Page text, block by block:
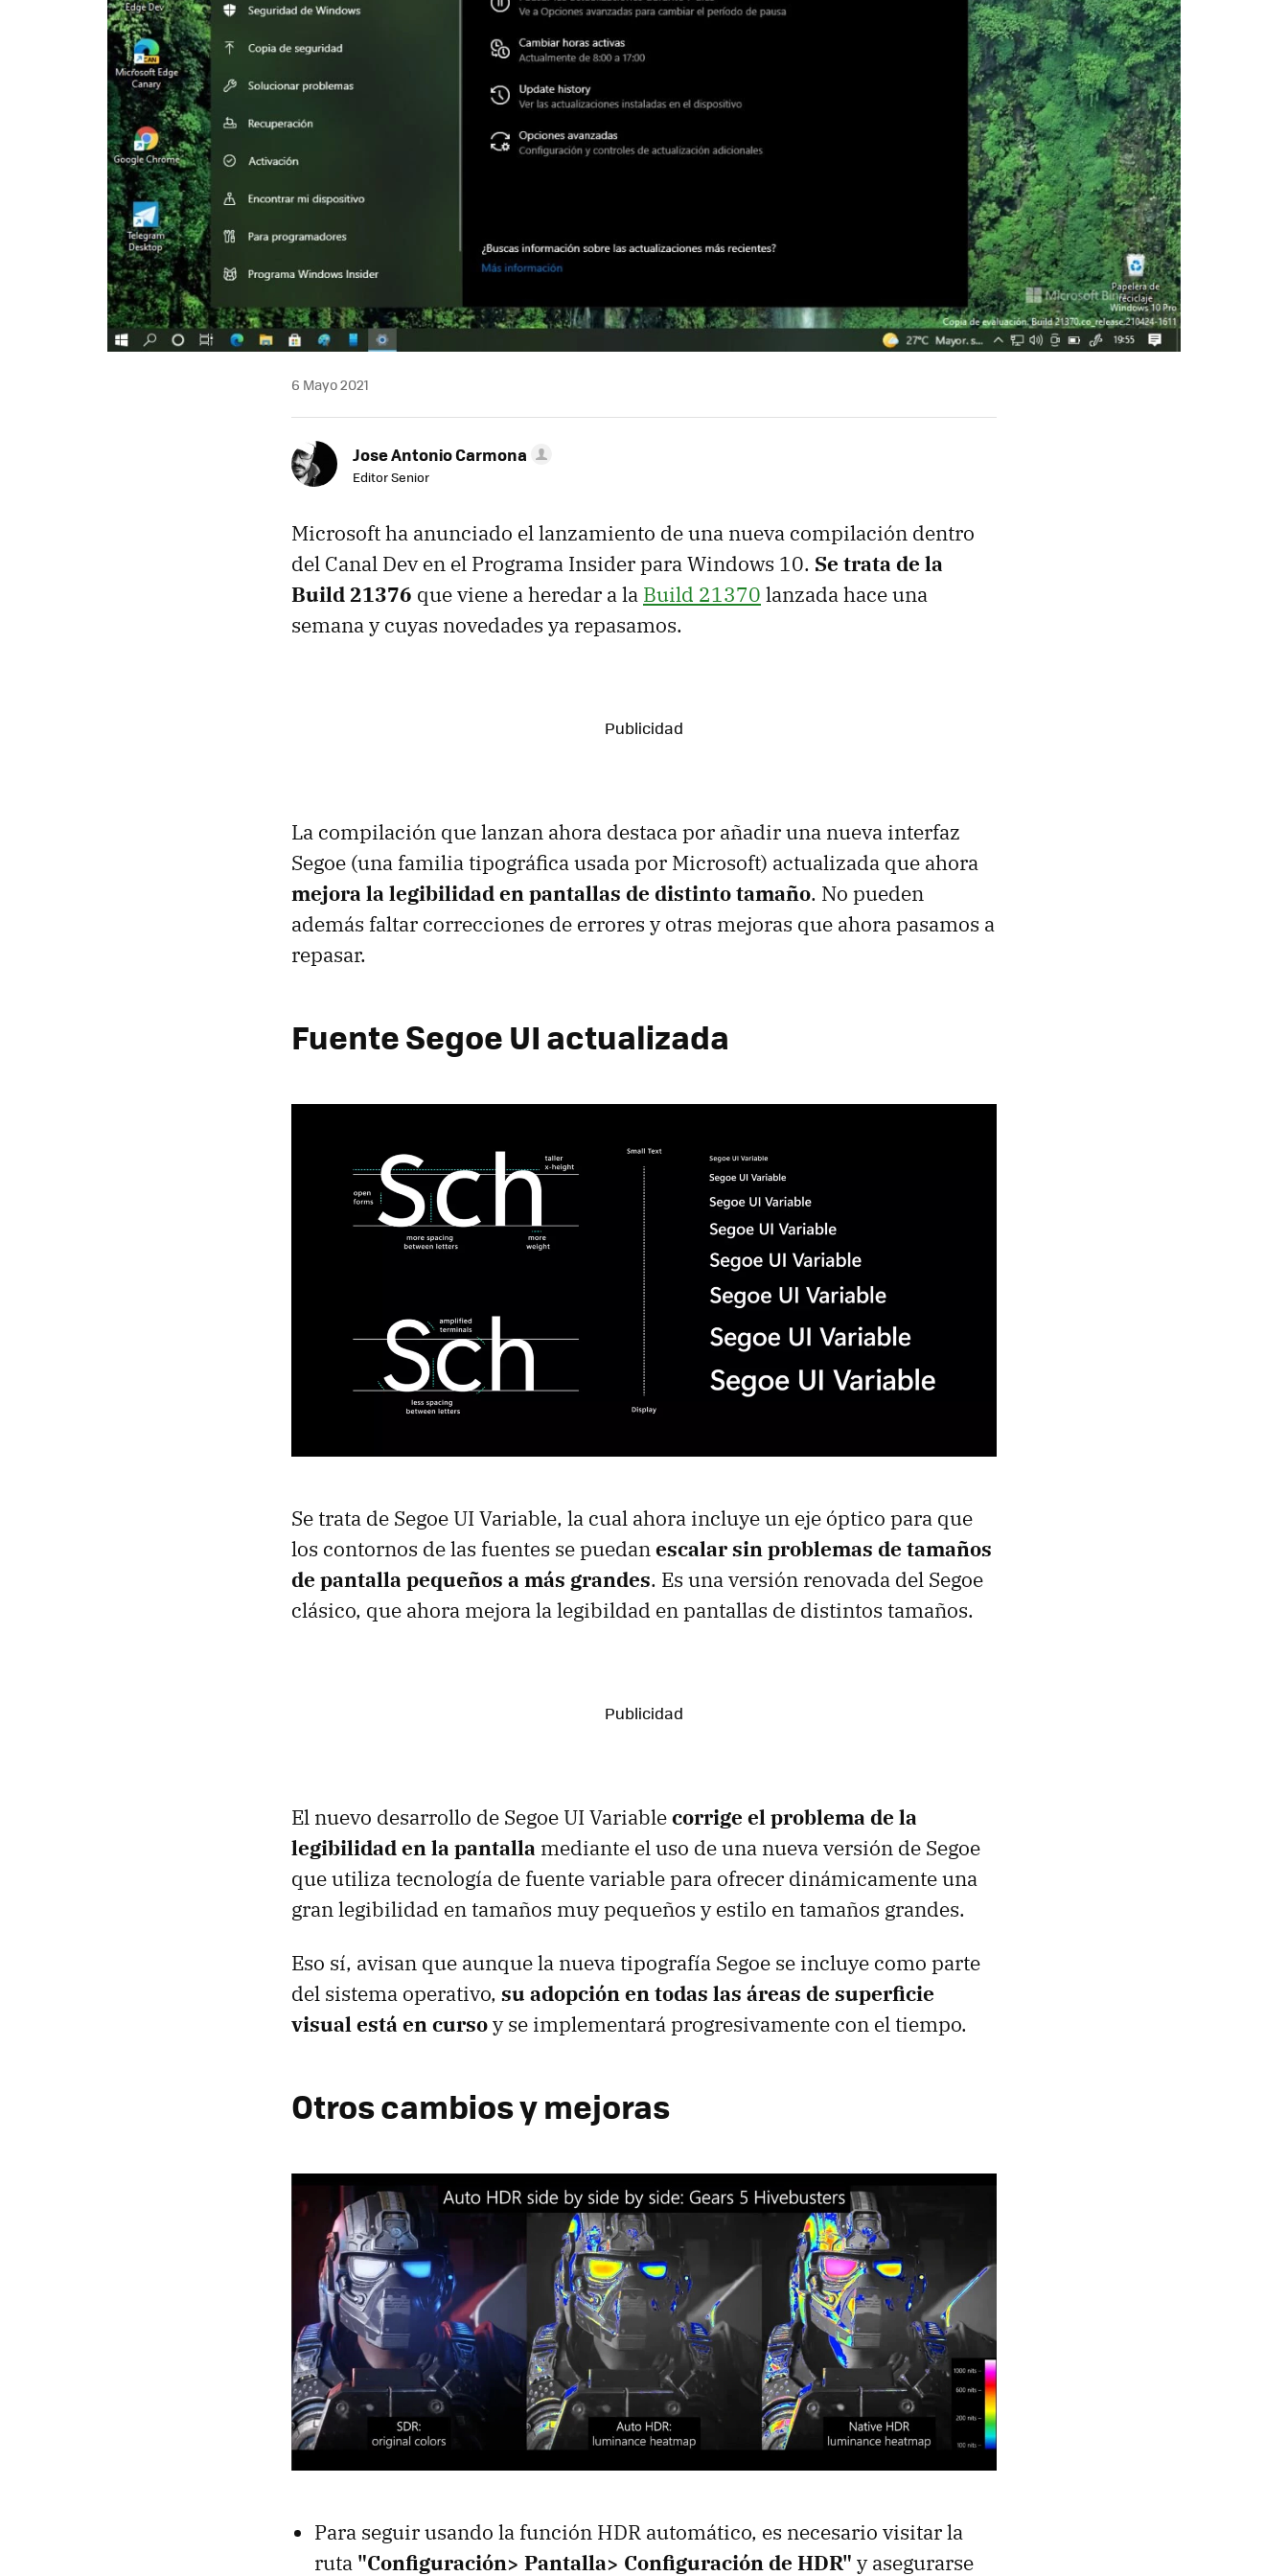
6 Mayo 2021
Jose Antonio Carmona
Editor Senior
Microsoft ha anunciado el lanzamiento de una nueva compilación dentro
del Canal Dev en el Programa Insider para Windows 10. Se trata de la
Build 21376 que viene a heredar a la Build 21370 lanzada hace una
semana y cuyas novedades ya repasamos.
La compilación que lanzan ahora destaca por añadir una nueva interfaz
Segoe (una familia tipográfica usada por Microsoft) actualizada que ahora
mejora la legibilidad en pantallas de distinto tamaño. No pueden
además faltar correcciones de errores y otras mejoras que ahora pasamos a
repasar.
Fuente Segoe UI actualizada
Se trata de Segoe UI Variable, la cual ahora incluye un eje óptico para que
los contornos de las fuentes se puedanescalar sin problemas de tamaños
de pantalla pequeños a más grandes. Es una versión renovada del Segoe
clásico, que ahora mejora la legibildad en pantallas de distintos tamaños.
El nuevo desarrollo de Segoe UI Variablecorrige el problema de la
legibilidad en la pantalla mediante el uso de una nueva versión de Segoe
que utiliza tecnología de fuente variable para ofrecer dinámicamente una
gran legibilidad en tamaños muy pequeños y estilo en tamaños grandes.
Eso sí, avisan que aunque la nueva tipografía Segoe se incluye como parte
del sistema operativo, su adopción en todas las áreas de superficie
visual está en cursoy se implementará progresivamente con el tiempo.
Otros cambios y mejoras
Para seguir usando la función HDR automático, es necesario visitar la
ruta "Configuración> Pantalla> Configuración de HDR" y asegurarse